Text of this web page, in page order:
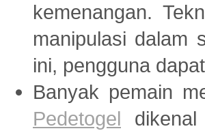
kemenangan.
manipulasi dalam
ini, pengguna
Banyak pemain
Pedetogel